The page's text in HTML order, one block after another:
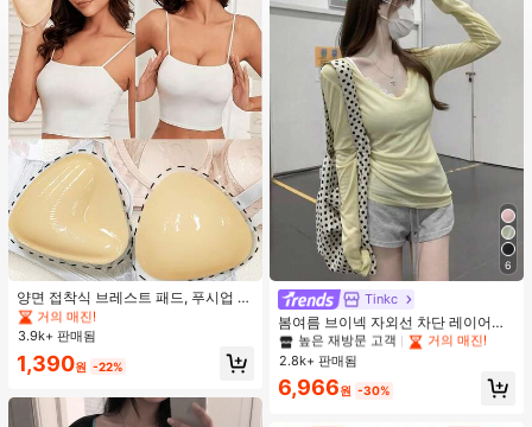
양면 접착식 브레스트 패드, 푸시업 및
리프트업 디자인, 방수 접착 컵, 브라
패딩 및 가슴 보정 제품에 적합
#1 TOP 3위
거의 매진!
#1 TOP 3위
음악 축제 여성 브라 액세서리
거의 매진!
#1 TOP 3위
음악 축제 여성 브라 액세서리
거의 매진!
#1 TOP 3위
거의 매진!
3.9k+ 판매됨
1,390원 -22%
6
Tinkc
봄여름 브이넥 자외선 차단 레이어링
다용도 긴팔 티셔츠 여성용 탑, 유로
썸머 옐로우
#1 TOP 3위
에서 노란색 오피스 데일리 탑
높은 재방문 고객
#1 TOP 3위
에서 노란색 오피스 데일리 탑
높은 재방문 고객
거의 매진!
#1 TOP 3위
에서 노란색 오피스 데일리 탑
높은 재방문 고객
거의 매진!
#1 TOP 3위
높은 재방문 고객
2.8k+ 판매됨
6,966원 -30%